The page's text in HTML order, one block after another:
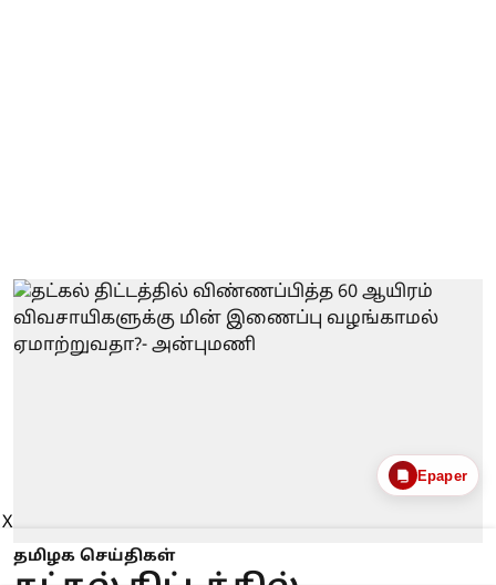
தமிழக செய்திகள்
Epaper
X